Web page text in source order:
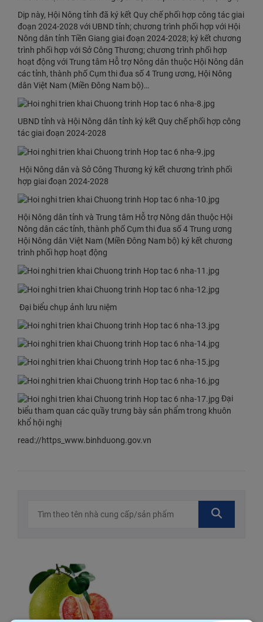
Dịp này, Hội Nông tỉnh đã ký kết Quy chế phối hợp công tác giai
đoạn 2024-2028 với UBND tỉnh;​ chương trình phối hợp với Hội
Nông dân tỉnh Tiền Giang giai đoạn 2024-2028; ​​ký kết chương
trình phối hợp với Sở Công Thương; ​chương trình phối hợp
hoạt động với Trung tâm Hỗ trợ Nông dân thuộc Hội Nông dân
các tỉnh, thành phố Cụm thi đua số 4 Trung ương, Hội Nông
dân Việt Nam (Miền Đông Nam bộ)…
UBND tỉnh và Hội Nông dân tỉnh ký kết Quy chế phối hợp công
tác giai đoạn 2024-2028
Hội Nông dân và Sở Công Thương ký kết chương trình phối
hợp giai đoạn 2024-2028
​​Hội Nông dân tỉnh và Trung tâm Hỗ trợ Nông dân thuộc Hội
Nông dân các tỉnh, thành phố Cụm thi đua số 4 Trung ương
Hội Nông dân Việt Nam (Miền Đông Nam ​bộ) ký kết chương
trình phối hợp hoạt động
Đại biểu chụp ảnh lưu niệm
​ Đại
biểu tham quan ​các quầy trưng bày sản phẩm trong khuôn
khổ hội nghị​
read://https_www.binhduong.gov.vn